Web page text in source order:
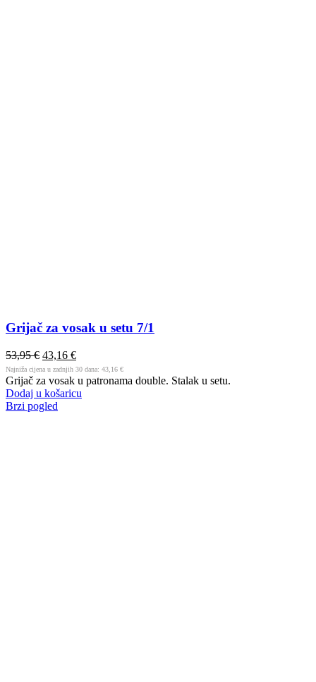
Grijač za vosak u setu 7/1
53,95€ 43,16 €
Najniža cijena u zadnjih 30 dana: 43,16 €
Grijač za vosak u patronama double. Stalak u setu.
Dodaj u košaricu
Brzi pogled